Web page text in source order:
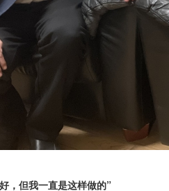
，但我一直是这样做的”